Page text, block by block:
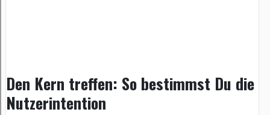
Den Kern treffen: So bestimmst Du die
Nutzerintention